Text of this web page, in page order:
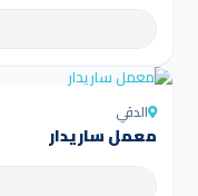
الدقي
معمل ساريدار